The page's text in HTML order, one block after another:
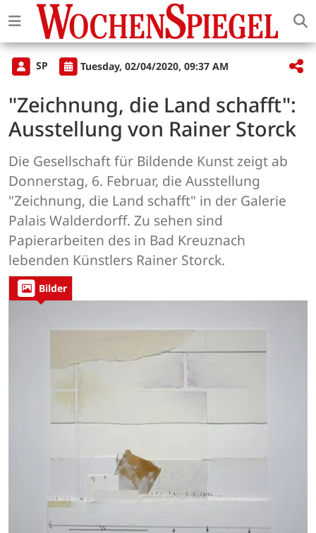
SP Tuesday, 02/04/2020, 09:37 AM
"Zeichnung, die Land schafft":
Ausstellung von Rainer Storck
Die Gesellschaft für Bildende Kunst zeigt ab
Donnerstag, 6. Februar, die Ausstellung
"Zeichnung, die Land schafft" in der Galerie
Palais Walderdorff. Zu sehen sind
Papierarbeiten des in Bad Kreuznach
lebenden Künstlers Rainer Storck.
Bilder